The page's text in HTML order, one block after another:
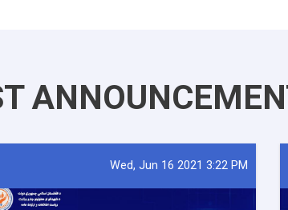
Wed, Jun 16 2021 3:22 PM